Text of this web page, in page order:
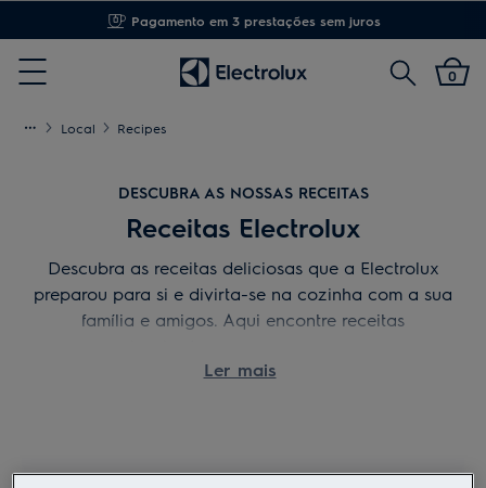
Pagamento em 3 prestações sem juros
Menu
Pesquisar
0
Local Recipes
DESCUBRA AS NOSSAS RECEITAS
Receitas Electrolux
Descubra as receitas deliciosas que a Electrolux
preparou para si e divirta-se na cozinha com a sua
família e amigos. Aqui encontre receitas
Ler mais